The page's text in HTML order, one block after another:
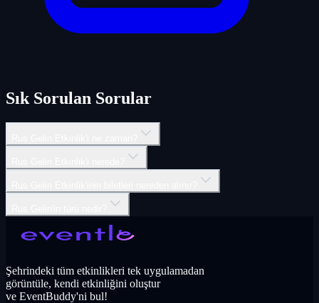
Sık Sorulan Sorular
Şehrindeki tüm etkinlikleri tek uygulamadan
görüntüle, kendi etkinliğini oluştur
ve EventBuddy'ni bul!